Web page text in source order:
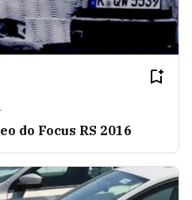
do Focus RS 2016